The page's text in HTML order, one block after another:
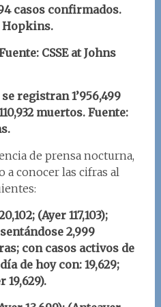
casos confirmados.
Hopkins.
CSSE at Johns
registran 1’956,499
muertos. Fuente:
de prensa nocturna,
a conocer las cifras al
(Ayer 117,103);
2,999
con casos activos de
de hoy con: 19,629;
19,629).